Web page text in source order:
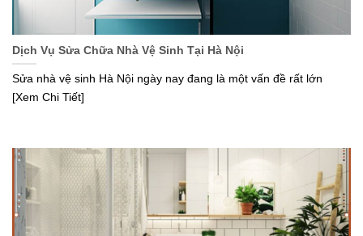
Dịch Vụ Sửa Chữa Nhà Vệ Sinh Tại Hà Nội
Sửa nhà vệ sinh Hà Nội ngày nay đang là một vấn đề rất lớn
[Xem Chi Tiết]